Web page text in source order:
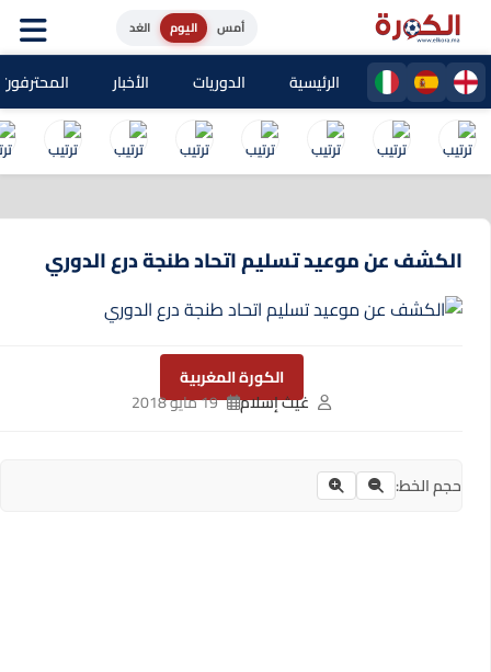
اليوم الغد
الرئيسية الدوريات الأخبار المحترفون
الكشف عن موعيد تسليم اتحاد طنجة درع الدوري
الكورة المغربية
غيث إسلام
19 مايو 2018
حجم الخط: